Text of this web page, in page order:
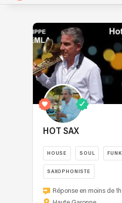
HOT SAX
HOUSE SOUL FUNK
SAXOPHONISTE
Hot
Sax
Réponse en moins de 1h